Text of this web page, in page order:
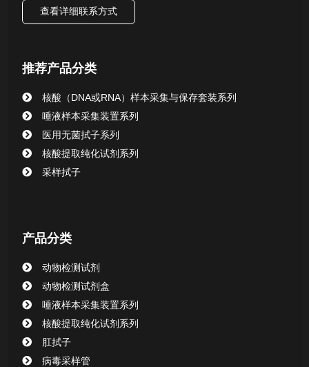
查看详细联系方式
推荐产品分类
核酸（DNA或RNA）样本采集与保存套装系列
唾液样本采集装置系列
医用无菌拭子系列
核酸提取纯化试剂系列
采样拭子
产品分类
动物检测试剂
动物检测试剂盒
唾液样本采集装置系列
核酸提取纯化试剂系列
肛拭子
病毒采样管